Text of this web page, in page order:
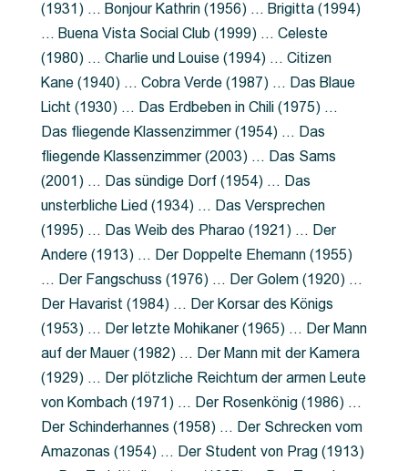
(1931) … Bonjour Kathrin (1956) … Brigitta (1994)
… Buena Vista Social Club (1999) … Celeste
(1980) … Charlie und Louise (1994) … Citizen
Kane (1940) … Cobra Verde (1987) … Das Blaue
Licht (1930) … Das Erdbeben in Chili (1975) …
Das fliegende Klassenzimmer (1954) … Das
fliegende Klassenzimmer (2003) … Das Sams
(2001) … Das sündige Dorf (1954) … Das
unsterbliche Lied (1934) … Das Versprechen
(1995) … Das Weib des Pharao (1921) … Der
Andere (1913) … Der Doppelte Ehemann (1955)
… Der Fangschuss (1976) … Der Golem (1920) …
Der Havarist (1984) … Der Korsar des Königs
(1953) … Der letzte Mohikaner (1965) … Der Mann
auf der Mauer (1982) … Der Mann mit der Kamera
(1929) … Der plötzliche Reichtum der armen Leute
von Kombach (1971) … Der Rosenkönig (1986) …
Der Schinderhannes (1958) … Der Schrecken vom
Amazonas (1954) … Der Student von Prag (1913)